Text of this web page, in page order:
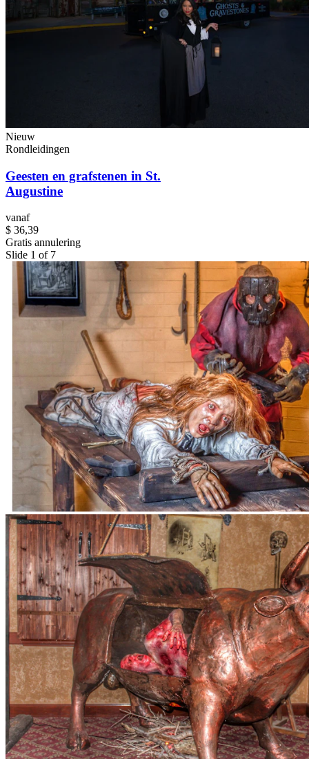
Nieuw
Rondleidingen
Geesten en grafstenen in St.
Augustine
vanaf
$ 36,39
Gratis annulering
Slide 1 of 7